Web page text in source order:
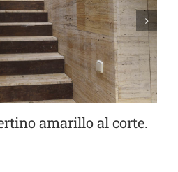
amarillo al corte.